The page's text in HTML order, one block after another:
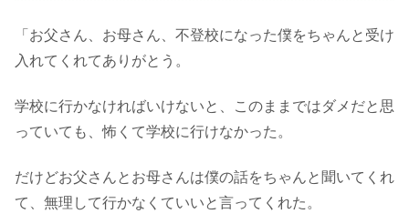
「お父さん、お母さん、不登校になった僕をちゃんと受け
入れてくれてありがとう。
学校に行かなければいけないと、このままではダメだと思
っていても、怖くて学校に行けなかった。
だけどお父さんとお母さんは僕の話をちゃんと聞いてくれ
て、無理して行かなくていいと言ってくれた。